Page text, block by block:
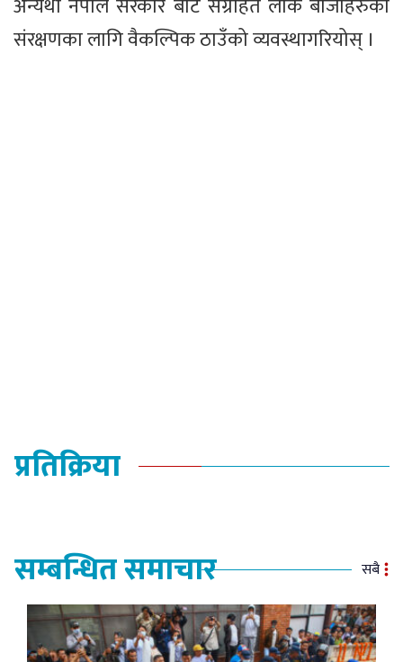
अन्यथा नेपाल सरकार बाटै संग्रहित लोक बाजाहरुको
संरक्षणका लागि वैकल्पिक ठाउँको व्यवस्थागरियोस् ।
प्रतिक्रिया
सम्बन्धित समाचार सबै